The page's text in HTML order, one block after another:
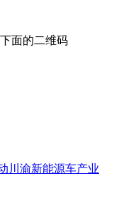
面的二维码
川渝新能源车产业